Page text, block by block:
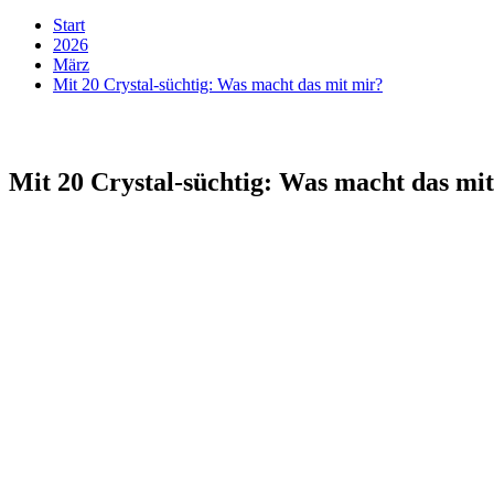
Start
2026
März
Mit 20 Crystal-süchtig: Was macht das mit mir?
Mit 20 Crystal-süchtig: Was macht das